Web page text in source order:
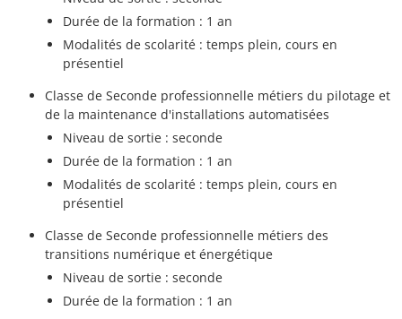
Durée de la formation : 1 an
Modalités de scolarité : temps plein, cours en
présentiel
Classe de Seconde professionnelle métiers du pilotage et
de la maintenance d'installations automatisées
Niveau de sortie : seconde
Durée de la formation : 1 an
Modalités de scolarité : temps plein, cours en
présentiel
Classe de Seconde professionnelle métiers des
transitions numérique et énergétique
Niveau de sortie : seconde
Durée de la formation : 1 an